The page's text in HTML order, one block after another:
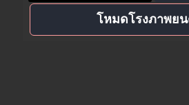
โหมดโรงภาพย